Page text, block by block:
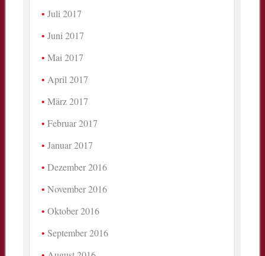
Juli 2017
Juni 2017
Mai 2017
April 2017
März 2017
Februar 2017
Januar 2017
Dezember 2016
November 2016
Oktober 2016
September 2016